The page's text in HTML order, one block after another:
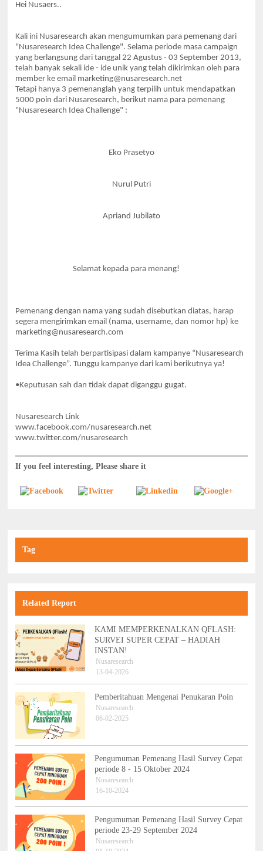
Hei Nusaers..
Kali ini Nusaresearch akan mengumumkan para pemenang dari
"Nusaresearch Idea Challenge".Selama periode masa campaign
yang berlangsung dari tanggal22 Agustus - 03 September 2013,
telah banyak sekali ide - ide unik yang telah dikirimkan oleh para
member ke email marketing@nusaresearch.net
Tetapi hanya 3 pemenanglah yang terpilih untuk mendapatkan
5000 poin dari Nusaresearch, berikut nama para pemenang
"Nusaresearch Idea Challenge" :
Eko Prasetyo
Nurul Putri
Apriand Jubilato
Selamat kepada para menang!
Pemenang dengan nama yang sudah disebutkan diatas, harap
segera mengirimkan email (nama, username, dan nomor hp) ke
marketing@nusaresearch.com
Terima Kasih telah berpartisipasi dalam kampanye “Nusaresearch
Idea Challenge”.Tunggu kampanye dari kami berikutnya ya!
•Keputusan sah dan tidak dapat diganggu gugat.
Nusaresearch Link
www.facebook.com/nusaresearch.net
www.twitter.com/nusaresearch
If you feel interesting, Please share it
Tag
Related Report
KAMI MEMPERKENALKAN QFLASH:
SURVEI SUPER CEPAT – HADIAH
INSTAN!
Nusaresearch
13-04-2026
Pemberitahuan Mengenai Penukaran Poin
Nusaresearch
06-02-2025
Pengumuman Pemenang Hasil Survey Cepat
periode 8 - 15 Oktober 2024
Nusaresearch
16-10-2024
Pengumuman Pemenang Hasil Survey Cepat
periode 23-29 September 2024
Nusaresearch